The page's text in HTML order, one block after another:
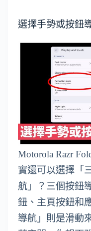
選擇手勢或按鈕
Motorola Razr
實還可以選擇「
航」？三個按鈕
鈕、主頁按鈕和
導航」則是滑動